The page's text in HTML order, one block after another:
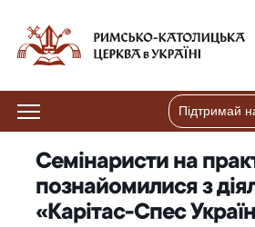
Підтримай
Семінаристи на
познайомилися з
«Карітас-Спес